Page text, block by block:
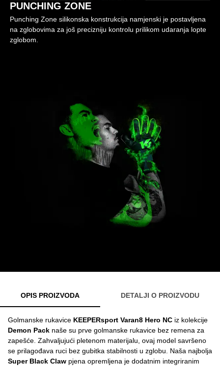
PUNCHING ZONE
Punching Zone silikonska konstrukcija namjenski je postavljena
na zglobovima za još precizniju kontrolu prilikom udaranja lopte
zglobom.
OPIS PROIZVODA DETALJI O PROIZVODU
Golmanske rukavice KEEPERsport Varan8 Hero NC iz kolekcije
Demon Pack naše su prve golmanske rukavice bez remena za
zapešće. Zahvaljujući pletenom materijalu, ovaj model savršeno
se prilagođava ruci bez gubitka stabilnosti u zglobu. Naša najbolja
Super Black Claw pjena opremljena je dodatnim integriranim